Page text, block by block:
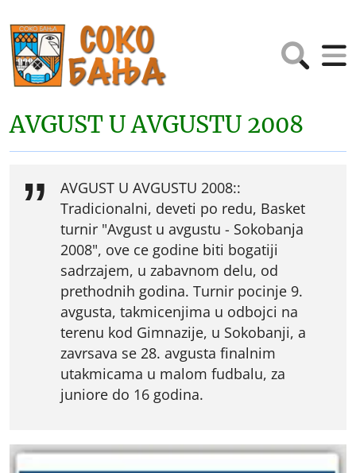
AVGUST U AVGUSTU 2008
AVGUST U AVGUSTU 2008::
Tradicionalni, deveti po redu, Basket
turnir "Avgust u avgustu - Sokobanja
2008", ove ce godine biti bogatiji
sadrzajem, u zabavnom delu, od
prethodnih godina. Turnir pocinje 9.
avgusta, takmicenjima u odbojci na
terenu kod Gimnazije, u Sokobanji, a
zavrsava se 28. avgusta finalnim
utakmicama u malom fudbalu, za
juniore do 16 godina.